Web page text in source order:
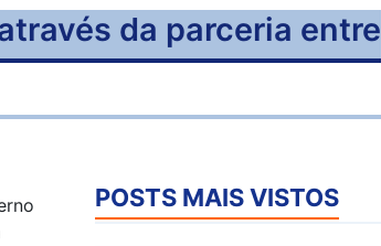
da parceria entre
POSTS MAIS VISTOS